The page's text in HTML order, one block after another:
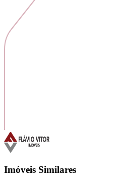
Imóveis Similares